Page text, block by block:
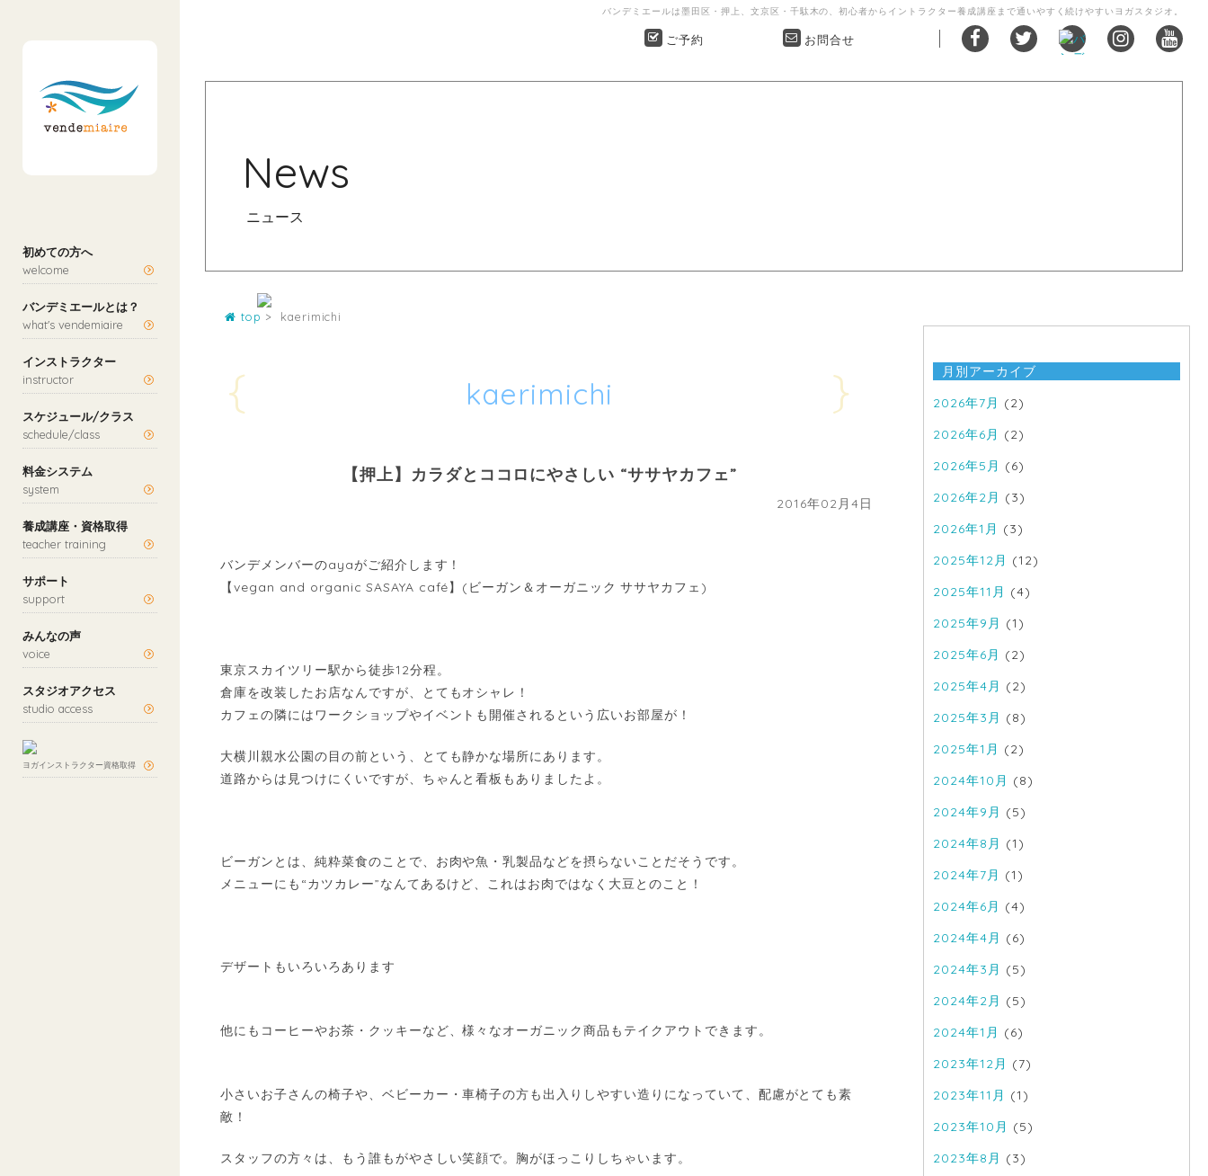
バンデミエールは墨田区・押上、文京区・千駄木の、初心者からイントラクター養成講座まで通いやすく続けやすいヨガスタジオ。
初めての方へ
welcome
バンデミエールとは？
what's vendemiaire
インストラクター
instructor
スケジュール/クラス
schedule/class
料金システム
system
養成講座・資格取得
teacher training
サポート
support
みんなの声
voice
スタジオアクセス
studio access
ヨガインストラクター資格取得
ご予約 お問合せ
News
ニュース
top kaerimichi
{ kaerimichi }
【押上】カラダとココロにやさしい “ササヤカフェ”
2016年02月4日
バンデメンバーのayaがご紹介します！
【vegan and organic SASAYA café】(ビーガン＆オーガニック ササヤカフェ)
東京スカイツリー駅から徒歩12分程。
倉庫を改装したお店なんですが、とてもオシャレ！
カフェの隣にはワークショップやイベントも開催されるという広いお部屋が！
大横川親水公園の目の前という、とても静かな場所にあります。
道路からは見つけにくいですが、ちゃんと看板もありましたよ。
ビーガンとは、純粋菜食のことで、お肉や魚・乳製品などを摂らないことだそうです。
メニューにも“カツカレー”なんてあるけど、これはお肉ではなく大豆とのこと！
デザートもいろいろあります
他にもコーヒーやお茶・クッキーなど、様々なオーガニック商品もテイクアウトできます。
小さいお子さんの椅子や、ベビーカー・車椅子の方も出入りしやすい造りになっていて、配慮がとても素
敵！
スタッフの方々は、もう誰もがやさしい笑顔で。胸がほっこりしちゃいます。
月別アーカイブ
2026年7月 (2)
2026年6月 (2)
2026年5月 (6)
2026年2月 (3)
2026年1月 (3)
2025年12月 (12)
2025年11月 (4)
2025年9月 (1)
2025年6月 (2)
2025年4月 (2)
2025年3月 (8)
2025年1月 (2)
2024年10月 (8)
2024年9月 (5)
2024年8月 (1)
2024年7月 (1)
2024年6月 (4)
2024年4月 (6)
2024年3月 (5)
2024年2月 (5)
2024年1月 (6)
2023年12月 (7)
2023年11月 (1)
2023年10月 (5)
2023年8月 (3)